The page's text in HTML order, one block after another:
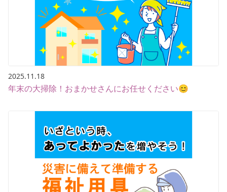
2025.11.18
年末の大掃除！おまかせさんにお任せください😊